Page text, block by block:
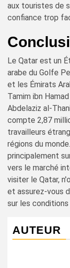
aux touristes de
confiance trop
Le Qatar est un
arabe du Golfe
et les Émirats
Tamim ibn
Abdelaziz al-
compte 2,87
travailleurs
régions du
principalement
vers le marché
visiter le Qatar,
et assurez-vous
sur les
AUTEUR